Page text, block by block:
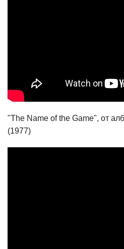
"The Name of the Game", от
(1977)